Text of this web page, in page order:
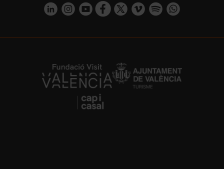
https://www.linkedin.com/company/turismo-valencia/mycompany/
https://www.instagram.com/visit_valencia/
https://www.youtube.com/user/
https://www.facebook.com/
https://twitter.com/
https://vimeo.com/
https://https://api.whatsapp.com/
https://fundacion.visitvalencia.com/